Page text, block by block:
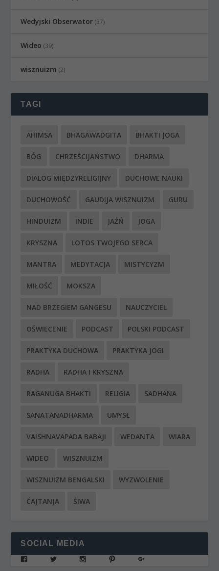
Wedyjski Obserwator (37)
Wideo (39)
wisznuizm (2)
TAGI
AHIMSA BHAGAWADGITA BHAKTI JOGA
BÓG CHRZEŚCIJAŃSTWO DHARMA
DIALOG MIĘDZYRELIGIJNY DUCHOWE NAUKI
DUCHOWOŚĆ GAUDIJA WISZNUIZM GURU
HINDUIZM INDIE JAŹŃ JOGA
KRYSZNA LOTOS TWOJEGO SERCA
MANTRA MEDYTACJA MISTYCYZM
MIŁOŚĆ MOKSZA
NAD BRZEGIEM GANGESU NAUCZYCIEL
OŚWIECENIE PODCAST POLSKI PODCAST
PRAKTYKA DUCHOWA PRAKTYKA JOGI
RADHA RADHA I KRYSZNA
RAGANUGA BHAKTI RELIGIA SADHANA
SANATANADHARMA UMYSŁ
VAISHNAVAPADA BABAJI WEDANTA WIARA
WIDEO WISZNUIZM
WISZNUIZM BENGALSKI WYZWOLENIE
ĆAJTANJA ŚIWA
SOCIAL MEDIA